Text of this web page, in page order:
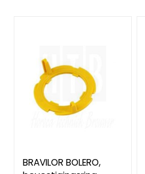
BRAVILOR BOLERO,